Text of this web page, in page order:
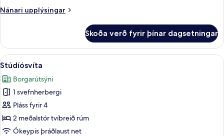
Nánari upplýsingar
Nánari
-
svefnherbergi
Skoða verð fyrir þínar dagsetningar
Skoða
allar
myndir
fyrir
Stúdíósvíta
Stúdíósvíta | Dúnsængur, rúm með
2
Stúdíósvíta
Borgarútsýni
1 svefnherbergi
Pláss fyrir 4
2 meðalstór tvíbreið rúm
Ókeypis þráðlaust net